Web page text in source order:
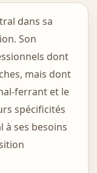
dans sa
Son
dont
mais dont
ferrant et le
spécificités
à ses besoins